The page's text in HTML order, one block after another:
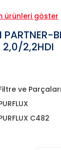
ürünleri göster
2,0/2,2HDI
ve Parçaları
C482